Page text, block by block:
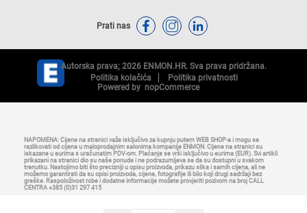
Prati nas
Autorska prava; 2026 ENMON.HR. Sva prava pridržana.
Politika kolačića
Politika privatnosti
Powered by nopCommerce
NAPOMENA: Cijene na stranici važe isključivo za kupnju putem WEB SHOP-a i mogu se
razlikovati od cijena u maloprodajnim salonima kompanije ENMON. Cijene na stranici su
iskazane u eurima s uračunatim PDV-om. Plaćanje se vrši isključivo u eurima (EUR). Svi artikli
prikazani na stranici dio su naše ponude i ne podrazumijeva se da su dostupni u svakom
trenutku. Nastojimo biti što precizniji u opisu proizvoda, prikazu slika i samih cijena, ali ne
možemo garantirati da su opisi proizvoda, cijene, fotografije ili bilo koji drugi sadržaji bez
greške. Raspoloživost robe i dodatne informacije možete provjeriti pozivom na broj CALL
CENTRA +385 (0)31 297 415